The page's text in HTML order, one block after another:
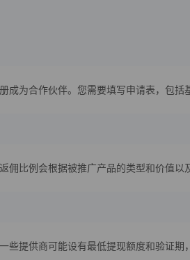
成为合作伙伴。您需要填写申请表，包
佣比例会根据被推广产品的类型和价值
些提供商可能设有最低提现额度和验证